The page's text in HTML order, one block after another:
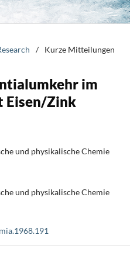
/ Kurze Mitteilungen
im
Eisen/Zink
und physikalische Chemie
und physikalische Chemie